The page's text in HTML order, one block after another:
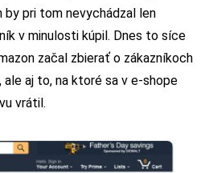
by pri tom nevychádzal len
v minulosti kúpil. Dnes to síce
začal zbierať o zákazníkoch
aj to, na ktoré sa v e-shope
vrátil.